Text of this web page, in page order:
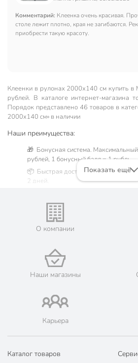
Комментарий: Клеенка очень красивая.
столе лежит плотно, края не загибаются.
приобрести такую красоту.
Клеенки в рулонах 2000х140 см купить
рублей. В каталоге интернет-магазина
Порядок представлено 46 товаров в
2000х140 см» в наличии
Наши преимущества:
🎁 Бонусная система.
рублей, 1 бонусный балл = 1 рубль.
📦 Быстрая доставка. Самовывоз от
2 дней.
Жители Московской области могут
его онлайн на официальном сайте
💳 Оплата: онлайн на сайте
🛍 Скидки, акции, распродажи
📜 Только оригинальная
Порядок - официальный
марок.
Показать ещё
О компании
Наши магазины
Карьера
Каталог товаров